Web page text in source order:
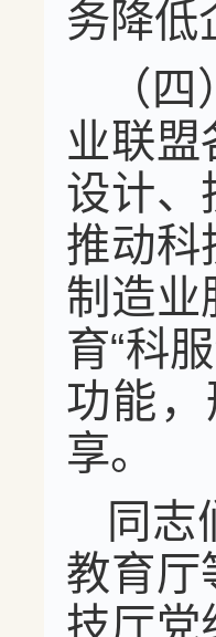
务降低
（
业联
设计、
推动科
制造业
育“科
功能
享。
同志
教育厅
技厅党